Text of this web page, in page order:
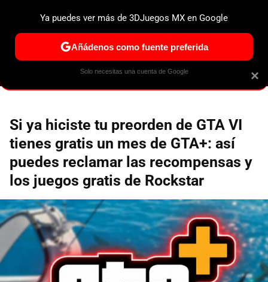
ESPECIALES PS5 NINTENDO SWITCH 2 XBOX
Si ya hiciste tu preorden de GTA VI
tienes gratis un mes de GTA+: así
puedes reclamar las recompensas y
los juegos gratis de Rockstar
×
Ya puedes ver más de 3DJuegos MX en Google
Añádenos como fuente preferida
Solo necesitas una cuenta de Google